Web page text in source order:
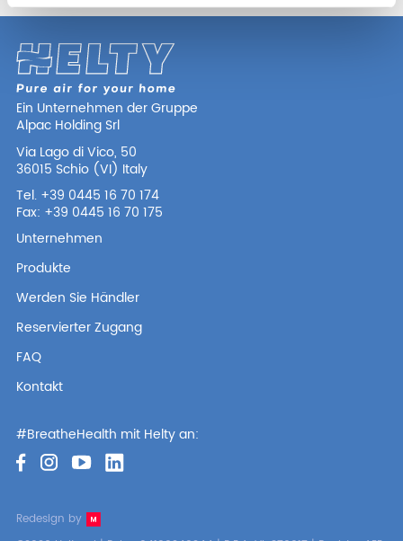
Ein Unternehmen der Gruppe
Alpac Holding Srl
Via Lago di Vico, 50
36015 Schio (VI) Italy
Tel. +39 0445 16 70 174
Fax: +39 0445 16 70 175
Unternehmen
Produkte
Werden Sie Händler
Reservierter Zugang
FAQ
Kontakt
#BreatheHealth mit Helty an:
Redesign by